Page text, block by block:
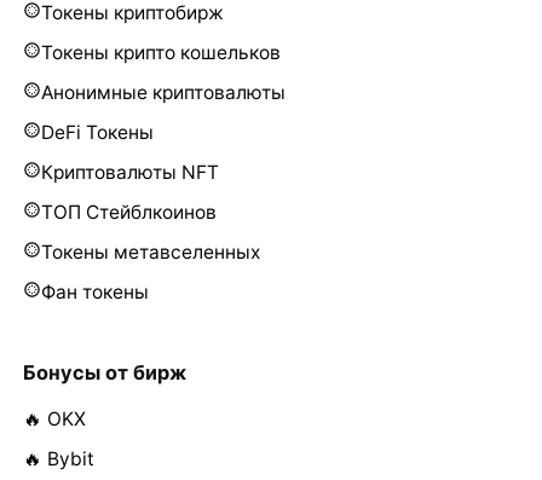
Токены криптобирж
Токены крипто кошельков
Анонимные криптовалюты
DeFi Токены
Криптовалюты NFT
ТОП Стейблкоинов
Токены метавселенных
Фан токены
Бонусы от бирж
🔥 OKX
🔥 Bybit